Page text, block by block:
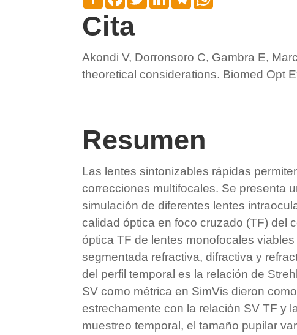
Cita
Akondi V, Dorronsoro C, Gambra E,
theoretical considerations. Biomed Opt
Resumen
Las lentes sintonizables rápidas
correcciones multifocales. Se presenta
simulación de diferentes lentes
calidad óptica en foco cruzado (TF) del
óptica TF de lentes monofocales
segmentada refractiva, difractiva y
del perfil temporal es la relación de
SV como métrica en SimVis dieron
estrechamente con la relación SV TF y
muestreo temporal, el tamaño pupilar